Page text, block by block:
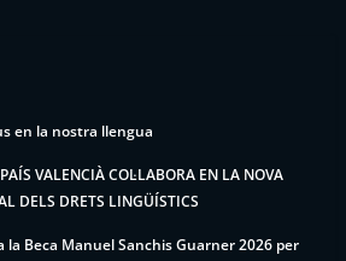
en la nostra llengua
VALENCIÀ COL·LABORA EN LA NOVA
DELS DRETS LINGÜÍSTICS
la Beca Manuel Sanchis Guarner 2026 per